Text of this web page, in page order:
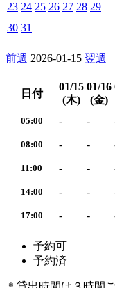
23 24 25 26 27 28 29
30 31
前週 2026-01-15 翌週
日付
01/15
(木)
01/16
(金)
05:00 - -
08:00 - -
11:00 - -
14:00 - -
17:00 - -
予約可
予約済